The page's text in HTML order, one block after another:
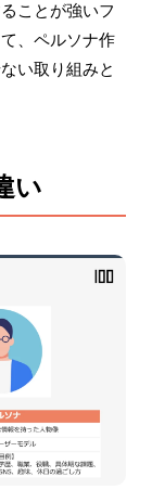
ことが強いフ
、ペルソナ作
い取り組みと
い